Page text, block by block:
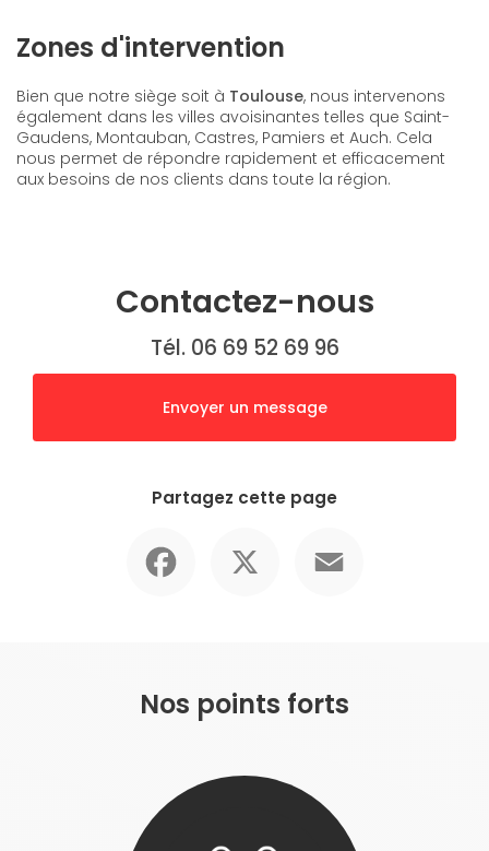
Zones d'intervention
Bien que notre siège soit à Toulouse, nous intervenons
également dans les villes avoisinantes telles que Saint-
Gaudens, Montauban, Castres, Pamiers et Auch. Cela
nous permet de répondre rapidement et efficacement
aux besoins de nos clients dans toute la région.
Contactez-nous
Tél. 06 69 52 69 96
Envoyer un message
Partagez cette page
Nos points forts